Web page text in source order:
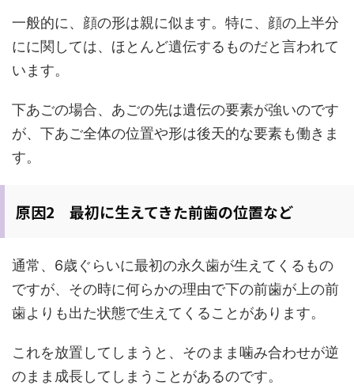
一般的に、顔の形は親に似ます。特に、顔の上半分
にに関しては、ほとんど遺伝するものだと言われて
います。
下あごの場合、あごの先は遺伝の要素が強いのです
が、下あご全体の位置や形は後天的な要素も働きま
す。
原因2 最初に生えてきた前歯の位置など
通常、6歳ぐらいに最初の永久歯が生えてくるもの
ですが、その時に何らかの理由で下の前歯が上の前
歯よりも出た状態で生えてくることがあります。
これを放置してしまうと、そのまま噛み合わせが逆
のまま成長してしまうことがあるのです。